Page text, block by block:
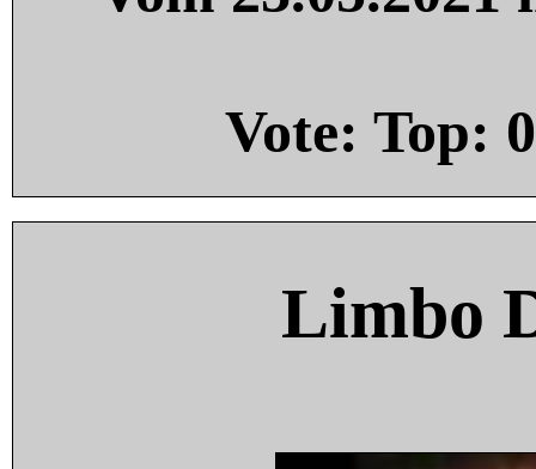
Vote: Top: 0
Limbo